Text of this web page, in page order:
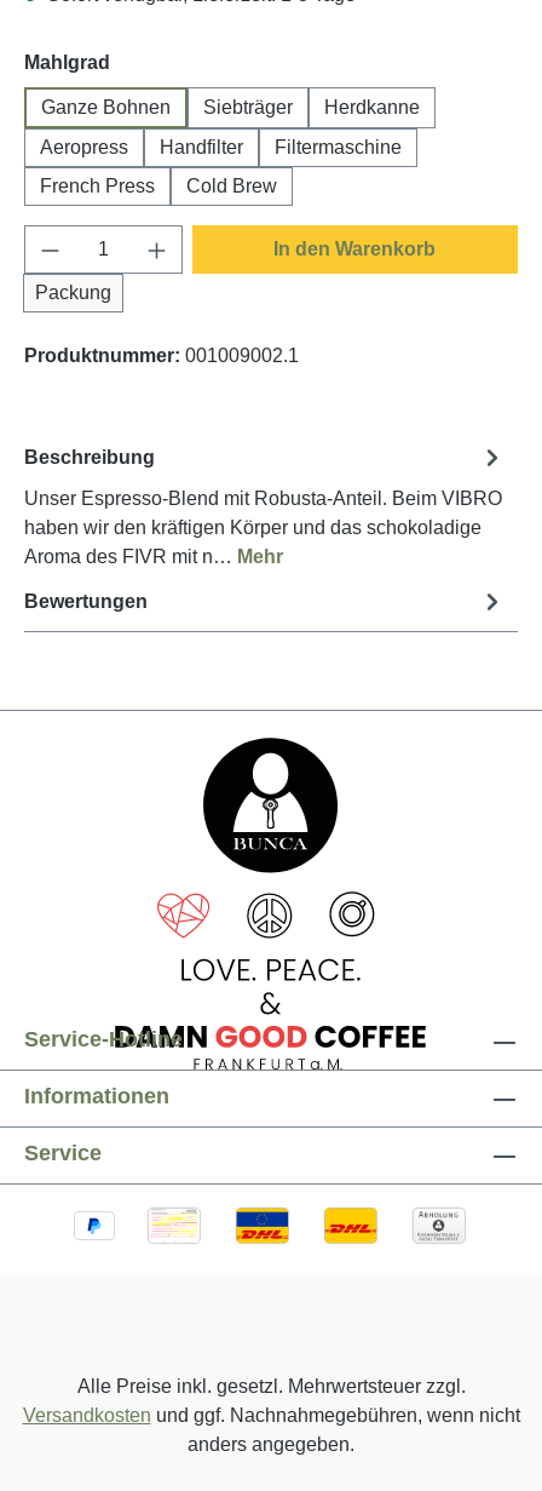
Mahlgrad
Ganze Bohnen Siebträger
Herdkanne
Aeropress
Handfilter
Filtermaschine
French Press
Cold Brew
Produkt Anzahl: Gib den gewünschten
Packung
In den Warenkorb
Produktnummer: 001009002.1
Beschreibung
Unser Espresso-Blend mit Robusta-Anteil. Beim VIBRO
haben wir den kräftigen Körper und das schokoladige
Aroma des FIVR mit n… Mehr
Bewertungen
Service-Hotline
Informationen
Service
Alle Preise inkl. gesetzl. Mehrwertsteuer zzgl.
Versandkosten und ggf. Nachnahmegebühren, wenn nicht
anders angegeben.